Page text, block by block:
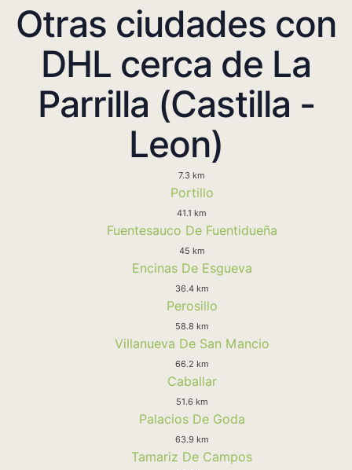
Otras ciudades con
DHL cerca de La
Parrilla (Castilla -
Leon)
7.3 km
Portillo
41.1 km
Fuentesauco De Fuentidueña
45 km
Encinas De Esgueva
36.4 km
Perosillo
58.8 km
Villanueva De San Mancio
66.2 km
Caballar
51.6 km
Palacios De Goda
63.9 km
Tamariz De Campos